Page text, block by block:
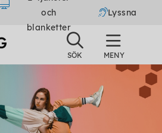
och
blanketter
Lyssna